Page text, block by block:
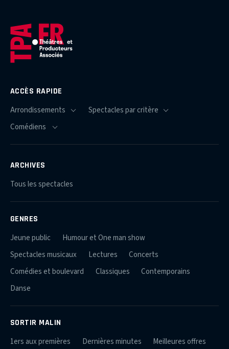
ACCÈS RAPIDE
ARCHIVES
Tous les spectacles
GENRES
Jeune public
Humour et One man show
Spectacles musicaux
Lectures
Concerts
Comédies et boulevard
Classiques
Contemporains
Danse
SORTIR MALIN
1ers aux premières Dernières minutes
Meilleures offres